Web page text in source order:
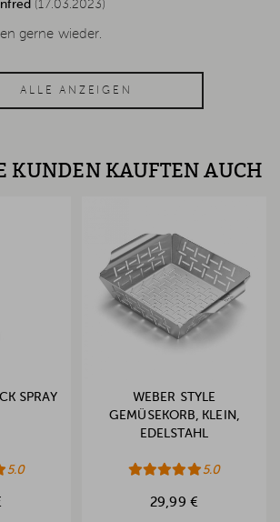
(17.03.2023)
gerne wieder.
ALLE ANZEIGEN
KUNDEN KAUFTEN AUCH
SPRAY
5.0
WEBER STYLE
GEMÜSEKORB, KLEIN,
EDELSTAHL
5.0
29,99 €